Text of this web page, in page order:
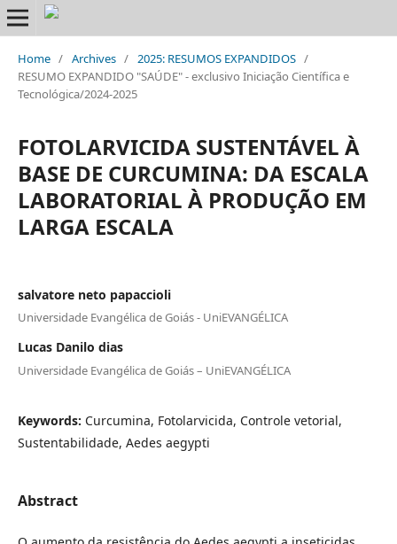
Home / Archives / 2025: RESUMOS EXPANDIDOS /
RESUMO EXPANDIDO "SAÚDE" - exclusivo Iniciação Científica e
Tecnológica/2024-2025
FOTOLARVICIDA SUSTENTÁVEL À
BASE DE CURCUMINA: DA ESCALA
LABORATORIAL À PRODUÇÃO EM
LARGA ESCALA
salvatore neto papaccioli
Universidade Evangélica de Goiás - UniEVANGÉLICA
Lucas Danilo dias
Universidade Evangélica de Goiás – UniEVANGÉLICA
Keywords: Curcumina, Fotolarvicida, Controle vetorial,
Sustentabilidade, Aedes aegypti
Abstract